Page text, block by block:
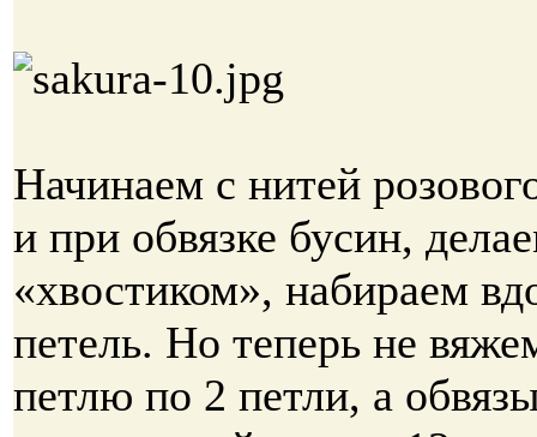
Начинаем с нитей
и при обвязке бусин,
«хвостиком», набираем
петель. Но теперь не
петлю по 2 петли, а